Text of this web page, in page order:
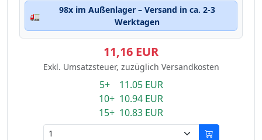
🚛
98x im Außenlager – Versand in ca. 2-3
Werktagen
11,16 EUR
Exkl. Umsatzsteuer, zuzüglich Versandkosten
5+ 11.05 EUR
10+ 10.94 EUR
15+ 10.83 EUR